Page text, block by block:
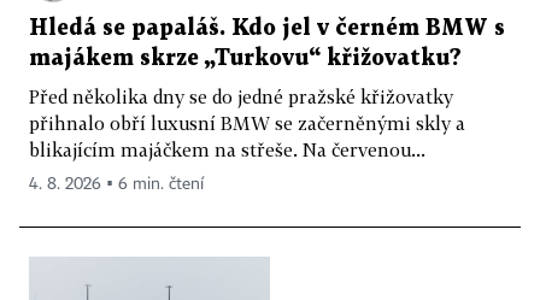
Hledá se papaláš. Kdo jel v černém BMW s
majákem skrze „Turkovu“ křižovatku?
Před několika dny se do jedné pražské křižovatky
přihnalo obří luxusní BMW se začerněnými skly a
blikajícím majáčkem na střeše. Na červenou...
4. 8. 2026 ▪ 6 min. čtení